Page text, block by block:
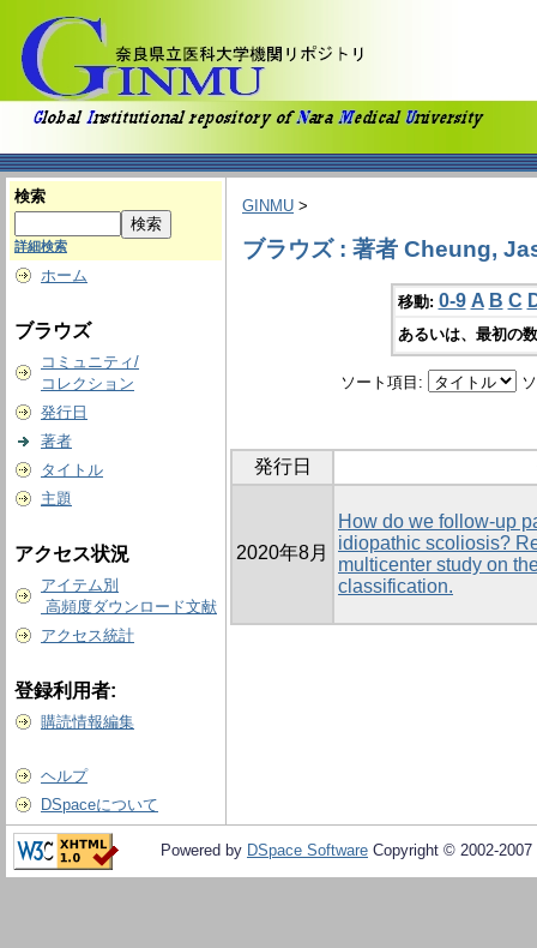
検索
詳細検索
ホーム
ブラウズ
コミュニティ/
コレクション
発行日
著者
タイトル
主題
アクセス状況
アイテム別
高頻度ダウンロード文献
アクセス統計
登録利用者:
購読情報編集
ヘルプ
DSpaceについて
GINMU >
ブラウズ : 著者 Cheung,
移動: 0-9 A B C
あるいは、最初の
ソート項目:
発行日
2020年8月
How do we follow-up
idiopathic scoliosis?
multicenter study on
classification.
Powered by DSpace Software Copyright © 2002-2007